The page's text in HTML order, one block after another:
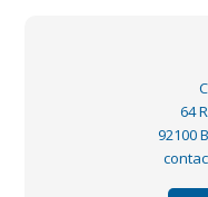
64
92100